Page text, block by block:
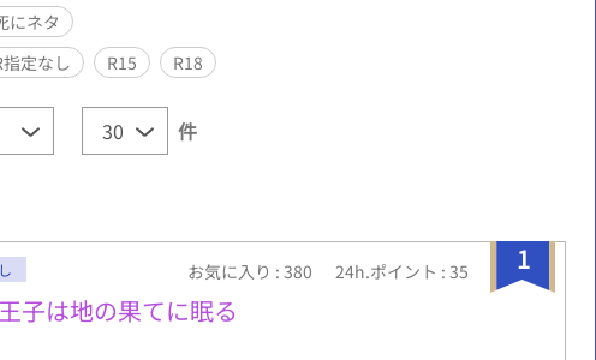
にネタ
指定なし R15 R18
件
1
お気に入り : 380 24h.ポイント : 35
子は地の果てに眠る